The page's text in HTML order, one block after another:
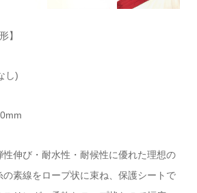
】
し)
性伸び・耐水性・耐候性に優れた理想の
素線をロープ状に束ね、保護シートで